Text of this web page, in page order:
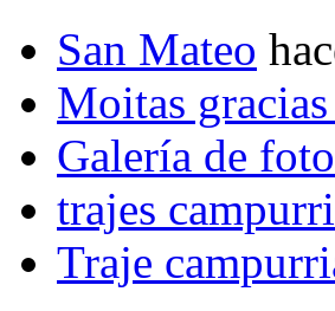
San Mateo
Moitas
Galería de
trajes
Traje